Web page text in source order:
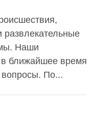
развлекательные
Наши
ближайшее время
вопросы. По...